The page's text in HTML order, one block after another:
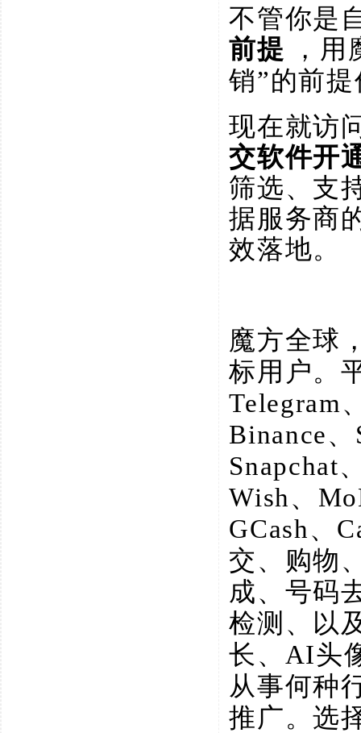
不管你是
前提
，
销”的前
现在就访
交软件开
筛选、支
据服务商
效落地。
魔方全球
标用户。
Telegram
Binance
Snapchat
Wish、
GCash、
交、购物
成、号码
检测、以
长、AI头
从事何种
推广。选